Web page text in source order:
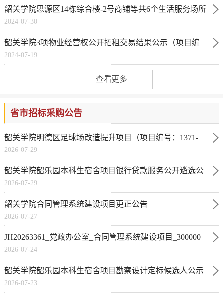
韶关学院思源区14栋综合楼-2号商铺等共6个生活服务场所
（商铺）公开招租
2024-07-30
韶关学院3项物业经营权公开招租交易结果公示（项目编
号：CQ20240352）
2024-07-19
查看更多
省市招标采购公告
韶关学院明德区足球场改造提升项目（项目编号：1371-
2640GDGH1157）竞争...
2026-07-29
韶关学院韶乐园本科生宿舍项目银行贷款服务公开遴选公
告
2026-07-29
韶关学院合同管理系统建设项目更正公告
2026-07-27
JH20263361_党政办公室_合同管理系统建设项目_300000
2026-07-24
韶关学院韶乐园本科生宿舍项目勘察设计定标候选人公示
2026-07-23